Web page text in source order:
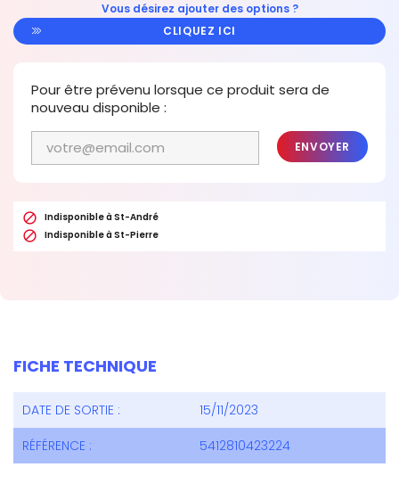
Vous désirez ajouter des options ?
CLIQUEZ ICI
Pour être prévenu lorsque ce produit sera de
nouveau disponible :
ENVOYER
 Indisponible à St-André
 Indisponible à St-Pierre
FICHE TECHNIQUE
DATE DE SORTIE :
15/11/2023
RÉFÉRENCE :
5412810423224